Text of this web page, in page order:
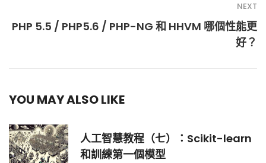
NEXT
PHP 5.5 / PHP5.6 / PHP-NG 和 HHVM 哪個性能更
好？
YOU MAY ALSO LIKE
人工智慧教程（七）：Scikit-learn
和訓練第一個模型